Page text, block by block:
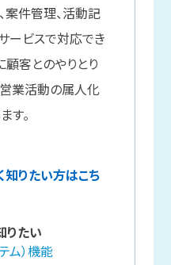
案件管理、活動記
ービスで対応でき
顧客とのやりとり
営業活動の属人化
す。
知りたい方はこち
りたい
ム）機能